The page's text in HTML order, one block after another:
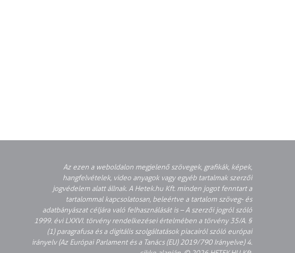
Az ezen a weboldalon megjelenő szövegek, grafikák, képek,
hangfelvételek, video anyagok vagy egyéb tartalmak szerzői
jogvédelem alatt állnak. A Hetek.hu Kft. minden jogot fenntart a
tartalommal kapcsolatosan, beleértve a tartalom szöveg- és
adatbányászat céljára való felhasználását is – A szerzői jogról szóló
1999. évi LXXVI. törvény rendelkezései értelmében a törvény 35/A. §
(1) paragrafusa és a digitális szolgáltatások piacairól szóló európai
irányelv (Az Európai Parlament és a Tanács (EU) 2019/790 Irányelve) 4.